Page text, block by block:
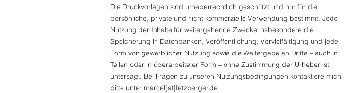
Die Druckvorlagen sind urheberrechtlich geschützt und nur für die
persönliche, private und nicht kommerzielle Verwendung bestimmt. Jede
Nutzung der Inhalte für weitergehende Zwecke insbesondere die
Speicherung in Datenbanken, Veröffentlichung, Vervielfältigung und jede
Form von gewerblicher Nutzung sowie die Weitergabe an Dritte – auch in
Teilen oder in überarbeiteter Form – ohne Zustimmung der Urheber ist
untersagt. Bei Fragen zu unseren Nutzungsbedingungen kontaktiere mich
bitte unter marcel[at]fetzberger.de